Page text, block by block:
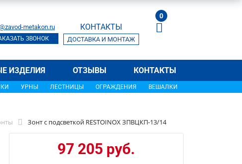
metakon.ru
ЗВОНОК
КОНТАКТЫ
ДОСТАВКА И МОНТАЖ
0
ИЗДЕЛИЯ ОТЗЫВЫ КОНТАКТЫ
УРНЫ ЛЕСТНИЦЫ ОГРАЖДЕНИЯ ВЕШАЛКИ
Зонт с подсветкой RESTOINOX ЗПВЦКП-13/14
97 205 руб.